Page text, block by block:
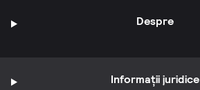
Despre
Informații juridice